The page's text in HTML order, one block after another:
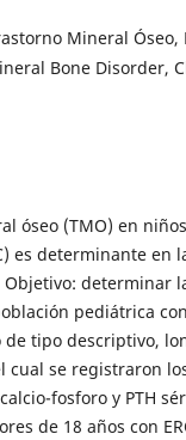
Mineral Óseo,
Bone Disorder,
óseo (TMO) en
es determinante en
determinar
pediátrica
de tipo descriptivo,
cual se registraron
fosforo y PTH
de 18 años con